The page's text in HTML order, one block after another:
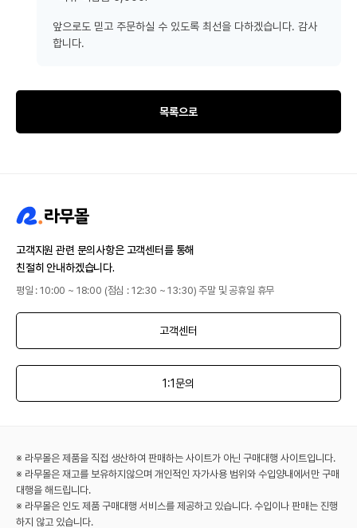
앞으로도 믿고 주문하실 수 있도록 최선을 다하겠습니다. 감사
합니다.
목록으로
고객지원 관련 문의사항은 고객센터를 통해
친절히 안내하겠습니다.
평일 : 10:00 ~ 18:00 (점심 : 12:30 ~ 13:30) 주말 및 공휴일 휴무
고객센터
1:1문의
※ 라무몰은 제품을 직접 생산하여 판매하는 사이트가 아닌 구매대행 사이트입니다.
※ 라무몰은 재고를 보유하지않으며 개인적인 자가사용 범위와 수입양내에서만 구매
대행을 해드립니다.
※ 라무몰은 인도 제품 구매대행 서비스를 제공하고 있습니다. 수입이나 판매는 진행
하지 않고 있습니다.